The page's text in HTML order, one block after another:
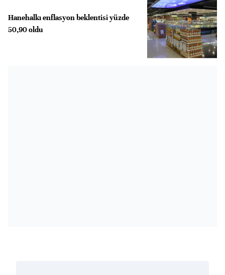
Hanehalkı enflasyon beklentisi yüzde
50,90 oldu